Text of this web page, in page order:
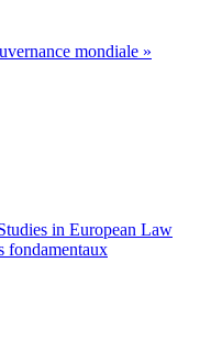
mondiale »
in European Law
fondamentaux